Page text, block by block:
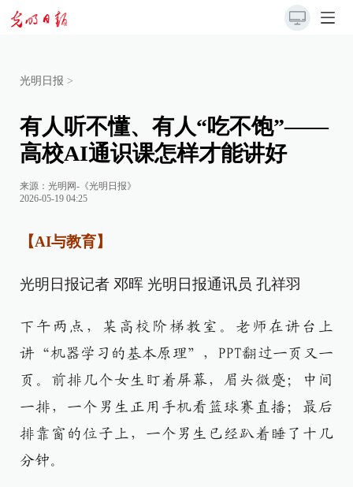
光明日报 >
有人听不懂、有人“吃不饱”——
高校AI通识课怎样才能讲好
来源： 光明网-《光明日报》
2026-05-19 04:25
【AI与教育】
光明日报记者 邓晖 光明日报通讯员 孔祥羽
下午两点，某高校阶梯教室。老师在讲台上
讲“机器学习的基本原理”，PPT翻过一页又一
页。前排几个女生盯着屏幕，眉头微蹙；中间
一排，一个男生正用手机看篮球赛直播；最后
排靠窗的位子上，一个男生已经趴着睡了十几
分钟。